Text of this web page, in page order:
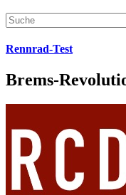
Rennrad-Test
Brems-